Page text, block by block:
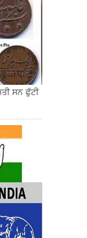
ਸਨ ਫੁੱਟੀ